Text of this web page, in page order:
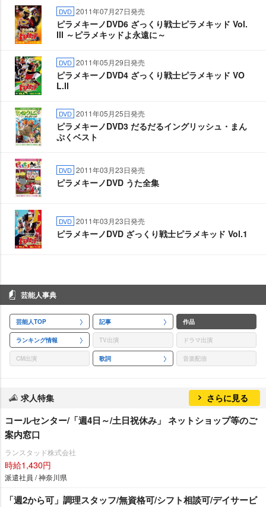
DVD 2011年07月27日発売
ピラメキーノDVD6 ざっくり戦士ピラメキッド Vol.
Ⅲ ～ピラメキッドよ永遠に～
DVD 2011年05月29日発売
ピラメキーノDVD4 ざっくり戦士ピラメキッド VO
L.Ⅱ
DVD 2011年05月25日発売
ピラメキーノDVD3 だるだるイングリッシュ・まん
ぷくベスト
DVD 2011年03月23日発売
ピラメキーノDVD うた全集
DVD 2011年03月23日発売
ピラメキーノDVD ざっくり戦士ピラメキッド Vol.1
芸能人事典
芸能人TOP 記事 作品
ランキング情報 TV出演 ドラマ出演
CM出演 歌詞 音楽配信
求人特集 さらに見る
コールセンター/「週4日～/土日祝休み」 ネットショップ等のご
案内窓口
ランスタッド株式会社
時給1,430円
派遣社員 / 神奈川県
「週2から可」調理スタッフ/無資格可/シフト相談可/デイサービ